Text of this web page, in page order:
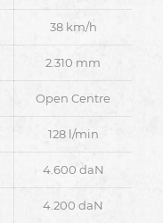
38 km/h
2.310 mm
Open Centre
128 l/min
4.600 daN
4.200 daN